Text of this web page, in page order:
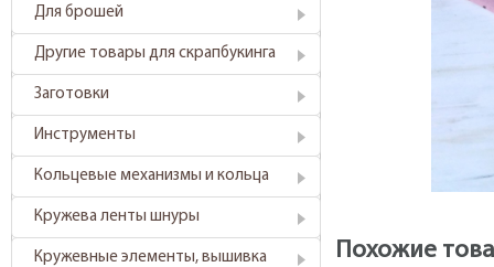
Для брошей
Другие товары для скрапбукинга
Заготовки
Инструменты
Кольцевые механизмы и кольца
Кружева ленты шнуры
Кружевные элементы, вышивка Похожие